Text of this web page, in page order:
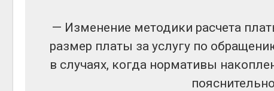
— Изменение методики расчета
размер платы за услугу по
в случаях, когда нормативы